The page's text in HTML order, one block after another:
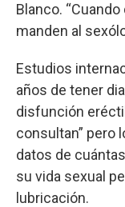
Blanco.
manden al
Estudios
años de tener
disfunción
consultan” pero
datos de
su vida sexual
lubricación.